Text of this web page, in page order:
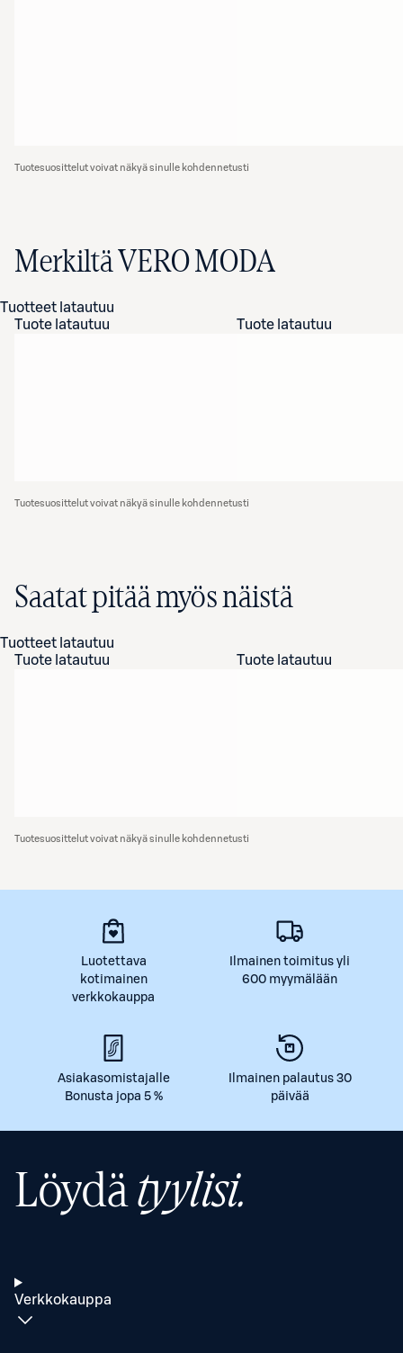
Tuotesuosittelut voivat näkyä sinulle kohdennetusti
Merkiltä VERO MODA
Tuotteet latautuu
Tuote latautuu
Tuote latautuu
Tuotesuosittelut voivat näkyä sinulle kohdennetusti
Saatat pitää myös näistä
Tuotteet latautuu
Tuote latautuu
Tuote latautuu
Tuotesuosittelut voivat näkyä sinulle kohdennetusti
Luotettava
kotimainen
verkkokauppa
Ilmainen toimitus yli
600 myymälään
Asiakasomistajalle
Bonusta jopa 5 %
Ilmainen palautus 30
päivää
Löydätyylisi.
Verkkokauppa